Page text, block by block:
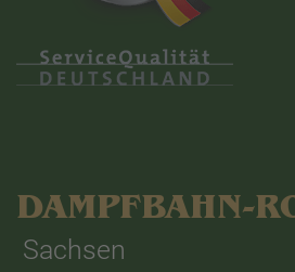
DAMPFBAHN-
Sachsen